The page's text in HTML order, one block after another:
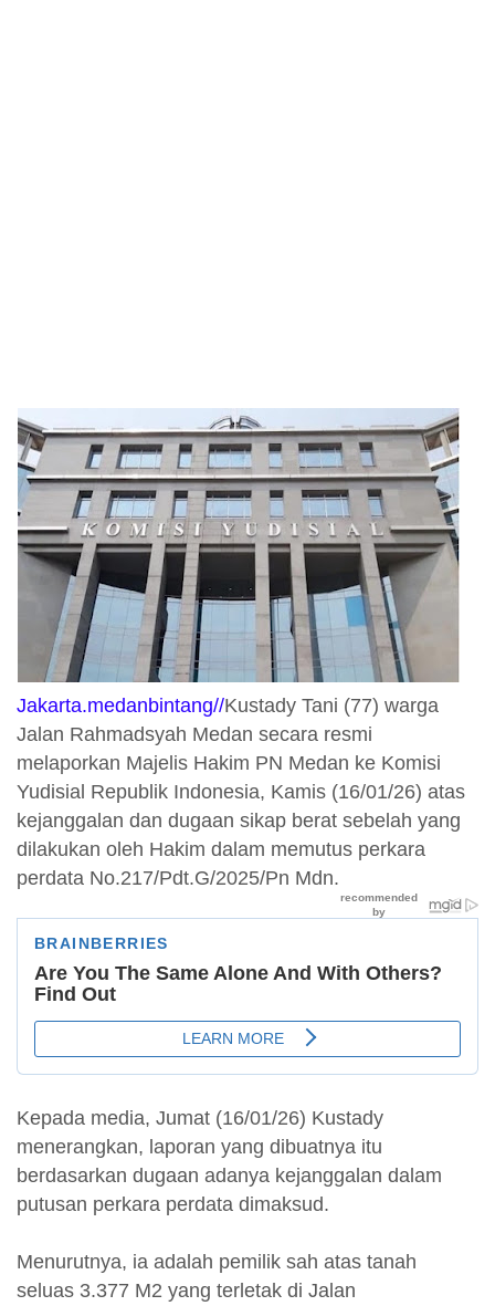
Jakarta.medanbintang//Kustady Tani (77) warga
Jalan Rahmadsyah Medan secara resmi
melaporkan Majelis Hakim PN Medan ke Komisi
Yudisial Republik Indonesia, Kamis (16/01/26) atas
kejanggalan dan dugaan sikap berat sebelah yang
dilakukan oleh Hakim dalam memutus perkara
perdata No.217/Pdt.G/2025/Pn Mdn.
Kepada media, Jumat (16/01/26) Kustady
menerangkan, laporan yang dibuatnya itu
berdasarkan dugaan adanya kejanggalan dalam
putusan perkara perdata dimaksud.
Menurutnya, ia adalah pemilik sah atas tanah
seluas 3.377 M2 yang terletak di Jalan